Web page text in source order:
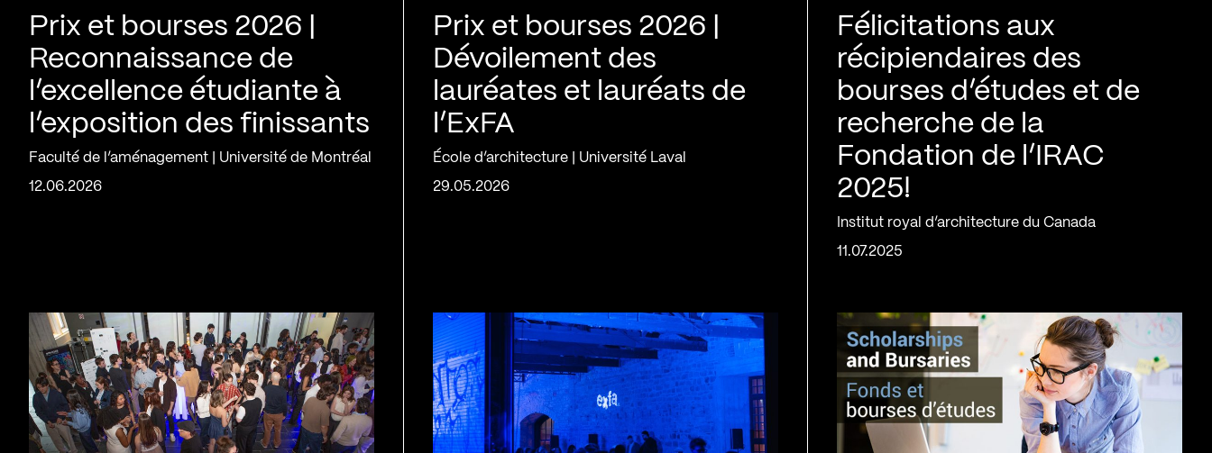
Prix et bourses 2026 |
Reconnaissance de
l’excellence étudiante à
l’exposition des finissants
Faculté de l’aménagement | Université de Montréal
12.06.2026
Prix et bourses 2026 |
Dévoilement des
lauréates et lauréats de
l’ExFA
École d’architecture | Université Laval
29.05.2026
Félicitations aux
récipiendaires des
bourses d’études et de
recherche de la
Fondation de l’IRAC
2025!
Institut royal d’architecture du Canada
11.07.2025